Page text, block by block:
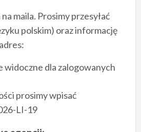
maila. Prosimy przesyłać
polskim) oraz informację
widoczne dla zalogowanych
prosimy wpisać
LI-19